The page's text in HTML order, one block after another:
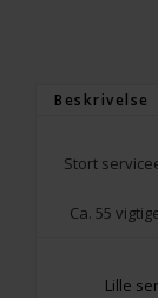
Beskrivelse
Stort
Ca. 55
Lille